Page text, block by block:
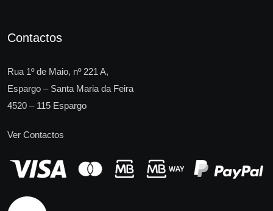
Contactos
Rua 1º de Maio, nº 221 A,
Espargo – Santa Maria da Feira
4520 – 115 Espargo
Ver Contactos